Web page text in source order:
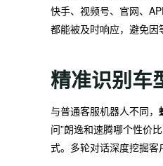
快手、视频号、官网、
都能被及时响应，避免因
精准识别车
与普通客服机器人不同，
问”朗逸和速腾哪个性价
式。多轮对话深度挖掘客